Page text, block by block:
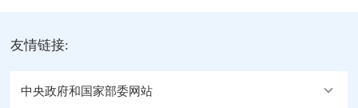
友情链接:
中央政府和国家部委网站